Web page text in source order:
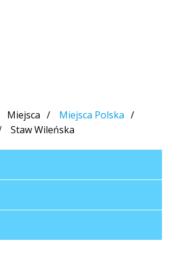
Miejsca
Miejsca Polska
Staw Wileńska